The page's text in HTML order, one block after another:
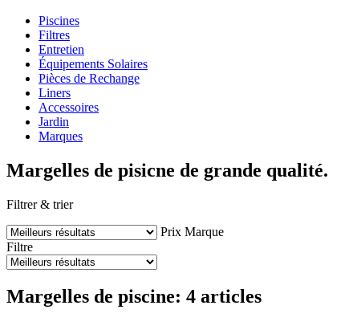
Piscines
Filtres
Entretien
Équipements Solaires
Pièces de Rechange
Liners
Accessoires
Jardin
Marques
Margelles de pisicne de grande qualité.
Filtrer & trier
Prix Marque
Filtre
Margelles de piscine: 4 articles